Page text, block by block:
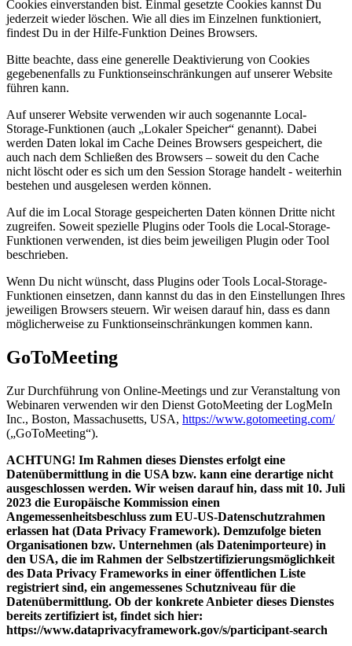
Cookies einverstanden bist. Einmal gesetzte Cookies kannst Du
jederzeit wieder löschen. Wie all dies im Einzelnen funktioniert,
findest Du in der Hilfe-Funktion Deines Browsers.
Bitte beachte, dass eine generelle Deaktivierung von Cookies
gegebenenfalls zu Funktionseinschränkungen auf unserer Website
führen kann.
Auf unserer Website verwenden wir auch sogenannte Local-
Storage-Funktionen (auch „Lokaler Speicher“ genannt). Dabei
werden Daten lokal im Cache Deines Browsers gespeichert, die
auch nach dem Schließen des Browsers – soweit du den Cache
nicht löscht oder es sich um den Session Storage handelt - weiterhin
bestehen und ausgelesen werden können.
Auf die im Local Storage gespeicherten Daten können Dritte nicht
zugreifen. Soweit spezielle Plugins oder Tools die Local-Storage-
Funktionen verwenden, ist dies beim jeweiligen Plugin oder Tool
beschrieben.
Wenn Du nicht wünscht, dass Plugins oder Tools Local-Storage-
Funktionen einsetzen, dann kannst du das in den Einstellungen Ihres
jeweiligen Browsers steuern. Wir weisen darauf hin, dass es dann
möglicherweise zu Funktionseinschränkungen kommen kann.
GoToMeeting
Zur Durchführung von Online-Meetings und zur Veranstaltung von
Webinaren verwenden wir den Dienst GotoMeeting der LogMeIn
Inc., Boston, Massachusetts, USA, https://www.gotomeeting.com/
(„GoToMeeting“).
ACHTUNG! Im Rahmen dieses Dienstes erfolgt eine
Datenübermittlung in die USA bzw. kann eine derartige nicht
ausgeschlossen werden. Wir weisen darauf hin, dass mit 10. Juli
2023 die Europäische Kommission einen
Angemessenheitsbeschluss zum EU-US-Datenschutzrahmen
erlassen hat (Data Privacy Framework). Demzufolge bieten
Organisationen bzw. Unternehmen (als Datenimporteure) in
den USA, die im Rahmen der Selbstzertifizierungsmöglichkeit
des Data Privacy Frameworks in einer öffentlichen Liste
registriert sind, ein angemessenes Schutzniveau für die
Datenübermittlung. Ob der konkrete Anbieter dieses Dienstes
bereits zertifiziert ist, findet sich hier:
https://www.dataprivacyframework.gov/s/participant-search